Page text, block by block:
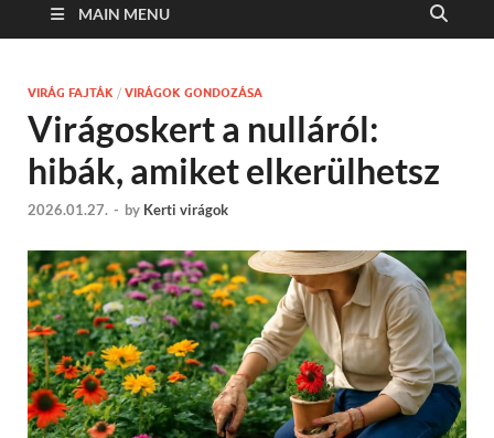
MAIN MENU
VIRÁG FAJTÁK / VIRÁGOK GONDOZÁSA
Virágoskert a nulláról:
hibák, amiket elkerülhetsz
2026.01.27. - by Kerti virágok